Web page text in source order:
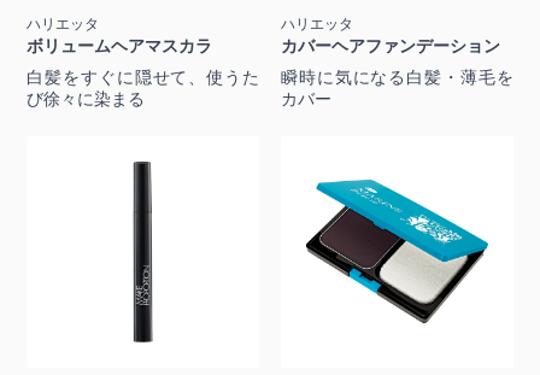
ハリエッタ
ボリュームヘアマスカラ
白髪をすぐに隠せて、使うた
び徐々に染まる
ハリエッタ
カバーヘアファンデーション
瞬時に気になる白髪・薄毛を
カバー